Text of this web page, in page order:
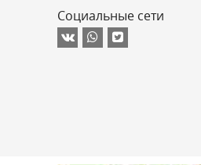
Социальные сети